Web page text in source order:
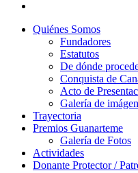
Quiénes Somos
Fundadores
Estatutos
De dónde
Conquista de
Acto de
Galería de
Trayectoria
Premios Guanarteme
Galería de Fotos
Actividades
Donante Protector /